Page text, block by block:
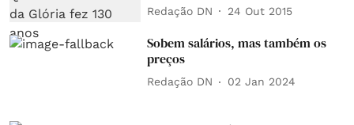
Redação DN 24 Out 2015
Sobem salários, mas também os
preços
Redação DN 02 Jan 2024